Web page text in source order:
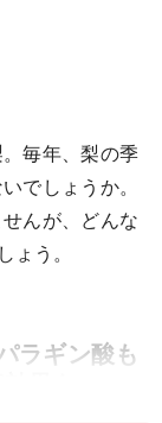
毎年、梨の季
でしょうか。
んが、どんな
ょう。
ラギン酸も